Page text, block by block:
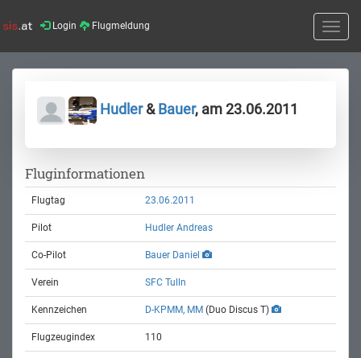
Login Flugmeldung
Toggle
Hudler&Bauer, am 23.06.2011
Fluginformationen
Flugtag 23.06.2011
Pilot Hudler Andreas
Co-Pilot Bauer Daniel
Verein SFC Tulln
Kennzeichen D-KPMM, MM (Duo Discus T)
Flugzeugindex 110